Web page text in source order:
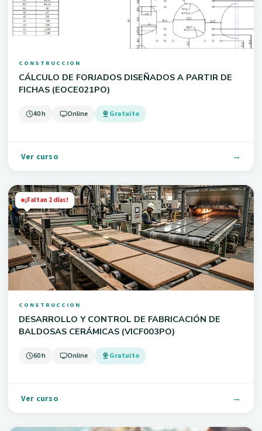
CONSTRUCCION
CÁLCULO DE FORJADOS DISEÑADOS A PARTIR DE
FICHAS (EOCE021PO)
40 h Online Gratuito
Ver curso
¡Faltan 2 días!
CONSTRUCCION
DESARROLLO Y CONTROL DE FABRICACIÓN DE
BALDOSAS CERÁMICAS (VICF003PO)
60 h Online Gratuito
Ver curso